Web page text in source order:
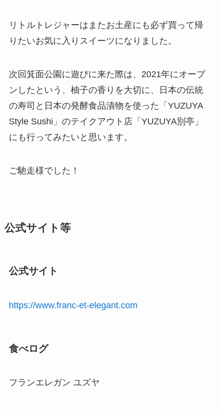
リトルトレジャーはまたお土産にも必ず買って帰
りたいお気に入りスイーツになりました。
次回箕面公園に遊びに来た際は、2021年にオープ
ンしたという、柚子の香りを大切に、日本の伝統
の寿司と日本の発酵食品漬物を使った「YUZUYA
Style Sushi」のテイクアウト店「YUZUYA別亭」
にも行ってみたいと思います。
ご馳走様でした！
公式サイト等
公式サイト
https://www.franc-et-elegant.com
食べログ
フランエレガン ユズヤ